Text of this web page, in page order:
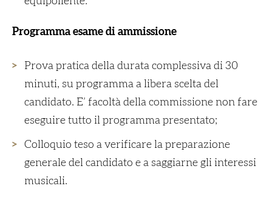
Programma esame di ammissione
Prova pratica della durata complessiva di 30
minuti, su programma a libera scelta del
candidato. E’ facoltà della commissione non fare
eseguire tutto il programma presentato;
Colloquio teso a verificare la preparazione
generale del candidato e a saggiarne gli interessi
musicali.